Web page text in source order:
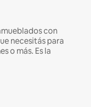
con
necesitás para
o más. Es la